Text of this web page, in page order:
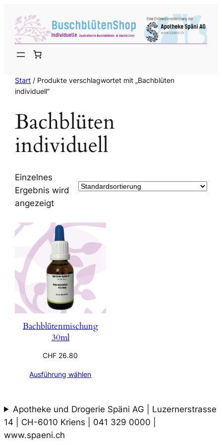
Inhalt
springen
Start / Produkte verschlagwortet mit „Bachblüten
individuell“
Bachblüten
individuell
Einzelnes
Ergebnis wird
angezeigt
Bachblütenmischung
30ml
CHF 26.80
Ausführung wählen
Apotheke und Drogerie Späni AG | Luzernerstrasse
14 | CH-6010 Kriens | 041 329 0000 |
www.spaeni.ch